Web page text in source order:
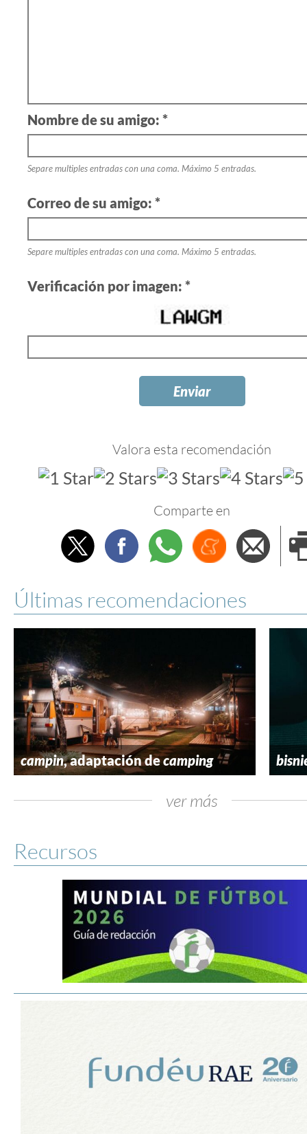
Nombre de su amigo: *
Separe multiples entradas con una coma. Máximo 5 entradas.
Correo de su amigo: *
Separe multiples entradas con una coma. Máximo 5 entradas.
Verificación por imagen: *
Valora esta recomendación
Comparte en
TwitterFacebookWhatsappMenéame
Últimas recomendaciones
campin, adaptación decamping
ver más
Recursos